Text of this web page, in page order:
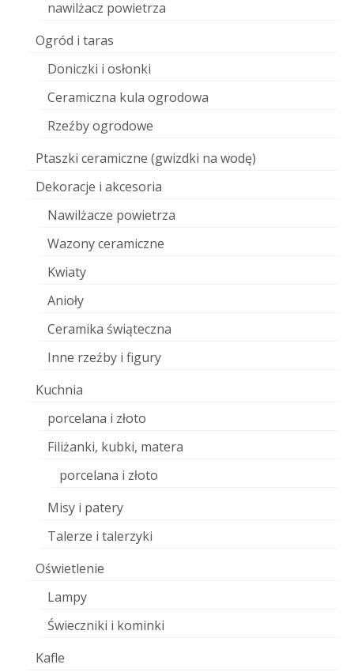
nawilżacz powietrza
Ogród i taras
Doniczki i osłonki
Ceramiczna kula ogrodowa
Rzeźby ogrodowe
Ptaszki ceramiczne (gwizdki na wodę)
Dekoracje i akcesoria
Nawilżacze powietrza
Wazony ceramiczne
Kwiaty
Anioły
Ceramika świąteczna
Inne rzeźby i figury
Kuchnia
porcelana i złoto
Filiżanki, kubki, matera
porcelana i złoto
Misy i patery
Talerze i talerzyki
Oświetlenie
Lampy
Świeczniki i kominki
Kafle